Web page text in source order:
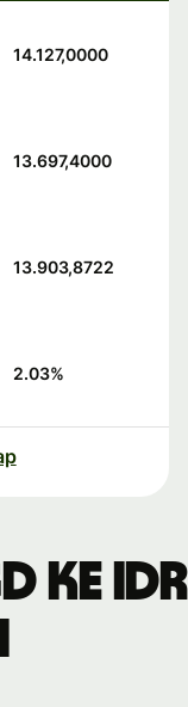
14.127,0000
13.697,4000
13.903,8722
2.03%
ke IDR